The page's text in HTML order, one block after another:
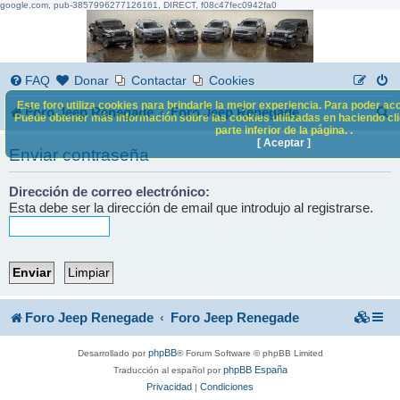
google.com, pub-3857996277126161, DIRECT, f08c47fec0942fa0
FAQ Donar Contactar Cookies
Foro Jeep Renegade Foro Jeep Renegade
B
s
Enviar contraseña
Dirección de correo electrónico:
Esta debe ser la dirección de email que introdujo al registrarse.
Este foro utiliza cookies para brindarle la mejor experiencia. Para poder
Puede obtener más información sobre las cookies utilizadas en haciendo
parte inferior de la página. .
[ Aceptar ]
Foro Jeep Renegade Foro Jeep Renegade
Desarrollado porphpBB® Forum Software © phpBB Limited
Traducción al español porphpBB España
Privacidad | Condiciones